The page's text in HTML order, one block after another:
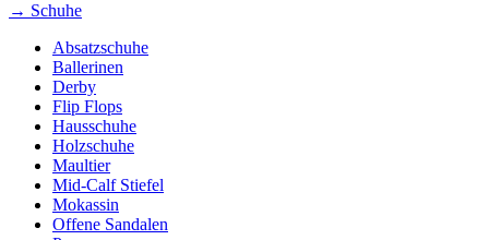
→ Schuhe
Absatzschuhe
Ballerinen
Derby
Flip Flops
Hausschuhe
Holzschuhe
Maultier
Mid-Calf Stiefel
Mokassin
Offene Sandalen